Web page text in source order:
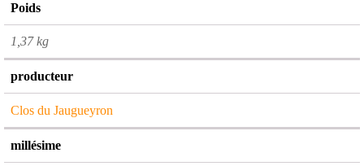
Poids
1,37 kg
producteur
Clos du Jaugueyron
millésime